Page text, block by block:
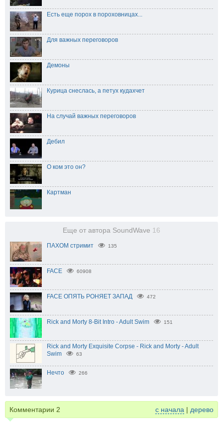
Есть еще порох в пороховницах...
Для важных переговоров
Демоны
Курица снеслась, а петух кудахчет
На случай важных переговоров
Дебил
О ком это он?
Картман
Еще от автора SoundWave 16
ПАХОМ стримит 135
FACE 60908
FACE ОПЯТЬ РОНЯЕТ ЗАПАД 472
Rick and Morty 8-Bit Intro - Adult Swim 151
Rick and Morty Exquisite Corpse - Rick and Morty - Adult
Swim
63
Нечто 266
Комментарии 2 с начала | дерево